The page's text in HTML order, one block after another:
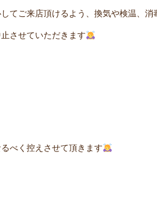
てご来店頂けるよう、換気や検温、
させていただきます
べく控えさせて頂きます